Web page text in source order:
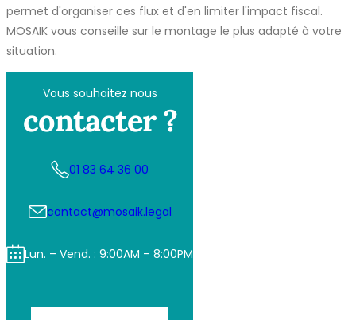
permet d'organiser ces flux et d'en limiter l'impact fiscal.
MOSAIK vous conseille sur le montage le plus adapté à votre
situation.
Vous souhaitez nous
contacter ?
01 83 64 36 00
contact@mosaik.legal
Lun. – Vend. : 9:00AM – 8:00PM